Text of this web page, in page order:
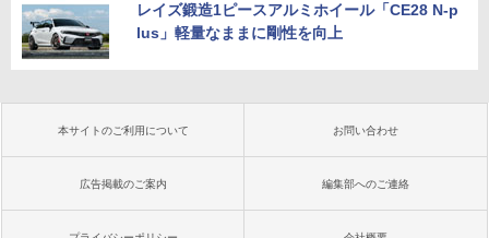
レイズ鍛造1ピースアルミホイール「CE28 N-p
lus」軽量なままに剛性を向上
本サイトのご利用について お問い合わせ
広告掲載のご案内 編集部へのご連絡